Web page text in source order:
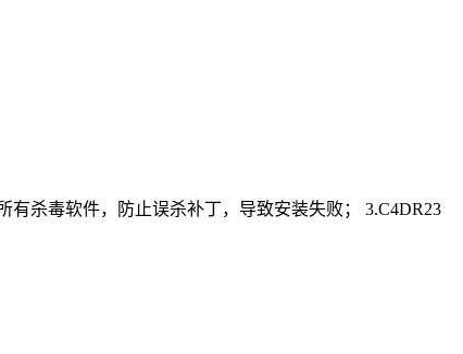
有杀毒软件，防止误杀补丁，导致安装失败； 3.C4DR23